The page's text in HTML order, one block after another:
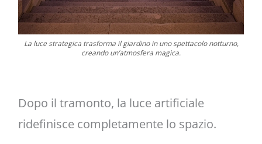
La luce strategica trasforma il giardino in uno spettacolo notturno,
creando un’atmosfera magica.
Dopo il tramonto, la luce artificiale
ridefinisce completamente lo spazio.